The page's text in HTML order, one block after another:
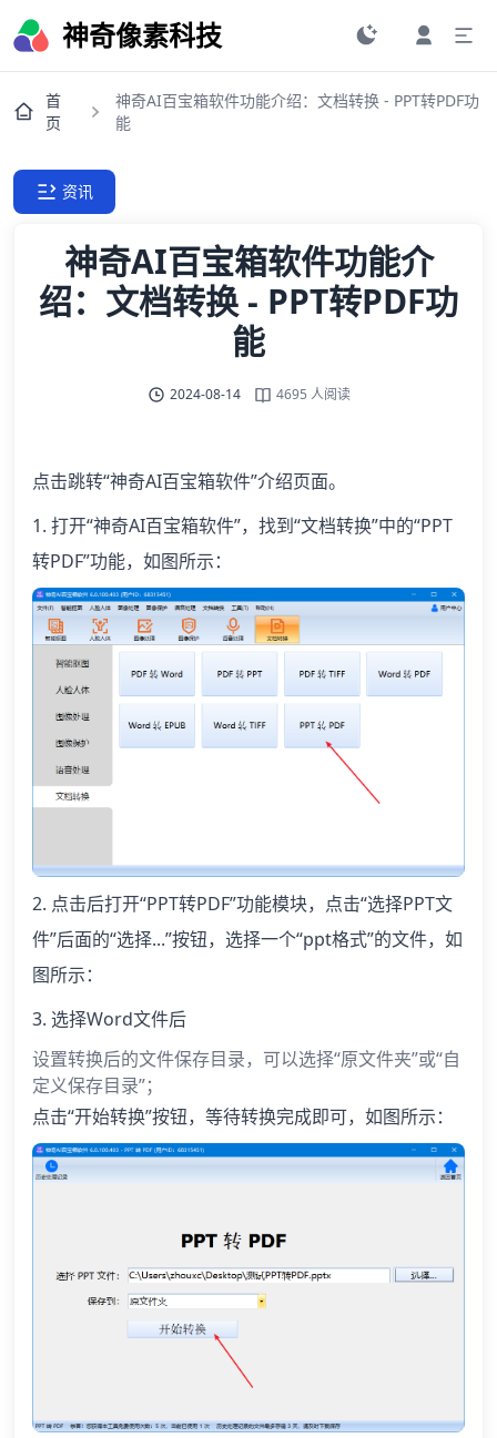
神奇像素科技
首
页
神奇AI百宝箱软件功能介绍：文档转换 - PPT转PDF功
能
资讯
神奇AI百宝箱软件功能介
绍：文档转换 - PPT转PDF功
能
2024-08-14 4695 人阅读
点击跳转“神奇AI百宝箱软件”介绍页面。
1. 打开“神奇AI百宝箱软件”，找到“文档转换”中的“PPT
转PDF”功能，如图所示：
2. 点击后打开“PPT转PDF”功能模块，点击“选择PPT文
件”后面的“选择...”按钮，选择一个“ppt格式”的文件，如
图所示：
3. 选择Word文件后
设置转换后的文件保存目录，可以选择“原文件夹”或“自
定义保存目录”；
点击“开始转换”按钮，等待转换完成即可，如图所示：